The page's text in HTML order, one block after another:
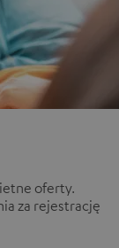
oferty.
za rejestrację